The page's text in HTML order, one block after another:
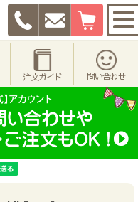
注文ガイド 問い合わせ